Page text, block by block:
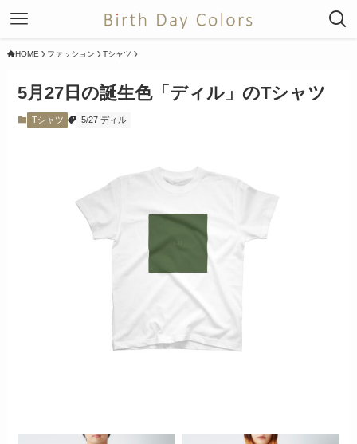
HOME ファッション Tシャツ
5月27日の誕生色「ディル」のTシャツ
Tシャツ 5/27 ディル